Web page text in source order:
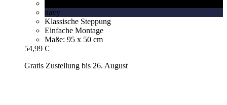
navy
Klassische Steppung
Einfache Montage
Maße: 95 x 50 cm
54,99 €
Gratis Zustellung bis 26. August